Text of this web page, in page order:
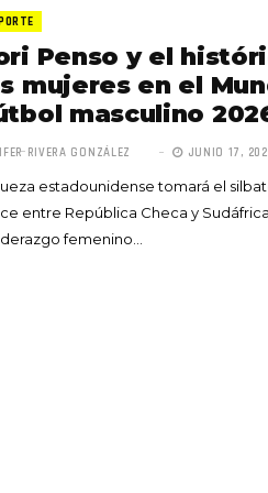
Penso y el
mujeres en el
masculino
RIVERA GONZÁLEZ JUNIO 17,
estadounidense tomará el
entre República Checa y
femenino…